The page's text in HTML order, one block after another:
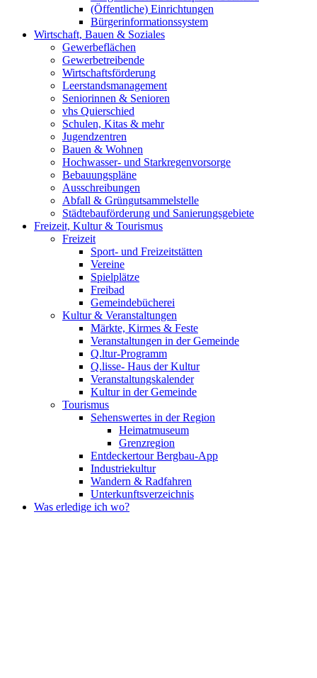
(Öffentliche) Einrichtungen
Bürgerinformationssystem
Wirtschaft, Bauen & Soziales
Gewerbeflächen
Gewerbetreibende
Wirtschaftsförderung
Leerstandsmanagement
Seniorinnen & Senioren
vhs Quierschied
Schulen, Kitas & mehr
Jugendzentren
Bauen & Wohnen
Hochwasser- und Starkregenvorsorge
Bebauungspläne
Ausschreibungen
Abfall & Grüngutsammelstelle
Städtebauförderung und Sanierungsgebiete
Freizeit, Kultur & Tourismus
Freizeit
Sport- und Freizeitstätten
Vereine
Spielplätze
Freibad
Gemeindebücherei
Kultur & Veranstaltungen
Märkte, Kirmes & Feste
Veranstaltungen in der Gemeinde
Q.ltur-Programm
Q.lisse- Haus der Kultur
Veranstaltungskalender
Kultur in der Gemeinde
Tourismus
Sehenswertes in der Region
Heimatmuseum
Grenzregion
Entdeckertour Bergbau-App
Industriekultur
Wandern & Radfahren
Unterkunftsverzeichnis
Was erledige ich wo?